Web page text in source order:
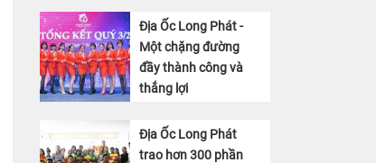
Địa Ốc Long Phát -
Một chặng đường
đầy thành công và
thắng lợi
Địa Ốc Long Phát
trao hơn 300 phần